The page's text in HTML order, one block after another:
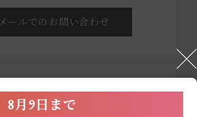
メールでのお問い合わせ
ド・商品・店舗での
お買い物に関する
8月9日まで